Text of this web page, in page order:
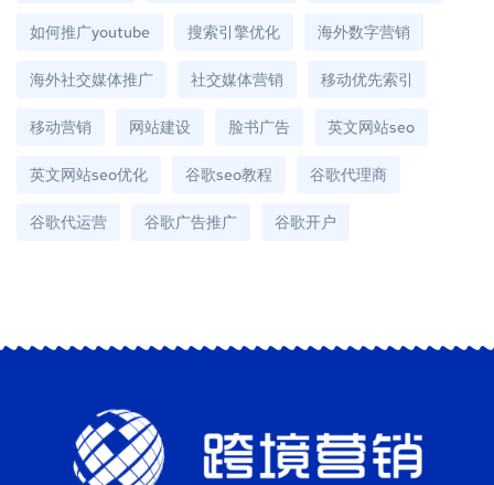
如何推广youtube 搜索引擎优化 海外数字营销
海外社交媒体推广 社交媒体营销 移动优先索引
移动营销 网站建设 脸书广告 英文网站seo
英文网站seo优化 谷歌seo教程 谷歌代理商
谷歌代运营 谷歌广告推广 谷歌开户